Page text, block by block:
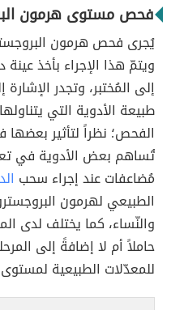
فحص مستوى هرمون
يُجرى فحص هرمون
ويتمّ هذا الإجراء بأخذ
إلى المُختبر، وتجدر
طبيعة الأدوية التي
الفحص؛ نظراً لتأثير
تُساهم بعض الأدوية في
مُضاعفات عند إجراء سحب
الطبيعي لهرمون
والنّساء، كما يختلف لدى
حاملاً أم لا إضافةً إلى
للمعدّلات الطبيعية